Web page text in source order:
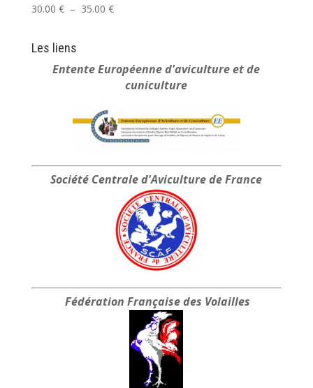
30.00 € – 35.00 €Plage
à
35.00 €
Les liens
Entente Européenned'aviculture et de
cuniculture
Société Centraled'Aviculture de France
Fédération Française des Volailles